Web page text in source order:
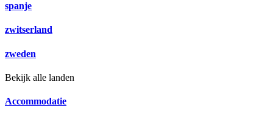
spanje
zwitserland
zweden
Bekijk alle landen
Accommodatie